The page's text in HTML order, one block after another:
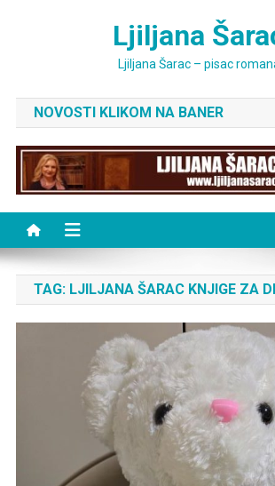
Ljiljana
Ljiljana Šarac – pisac
NOVOSTI KLIKOM NA BANER
TAG: LJILJANA ŠARAC KNJIGE ZA